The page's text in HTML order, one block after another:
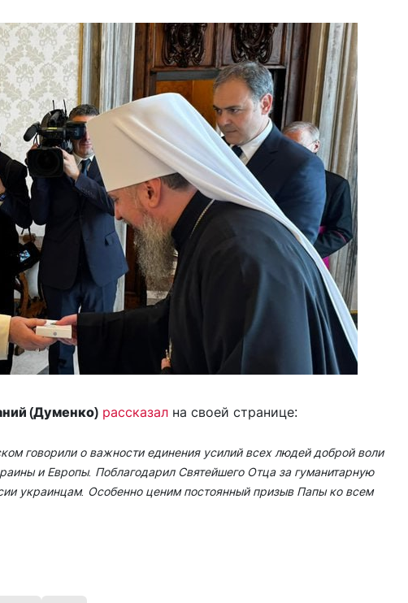
(Думенко) рассказал на своей странице:
говорили о важности единения усилий всех людей доброй воли
и Европы. Поблагодарил Святейшего Отца за гуманитарную
украинцам. Особенно ценим постоянный призыв Папы ко всем